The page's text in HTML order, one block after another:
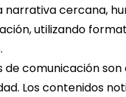
narrativa cercana,
utilizando
de comunicación
Los contenidos